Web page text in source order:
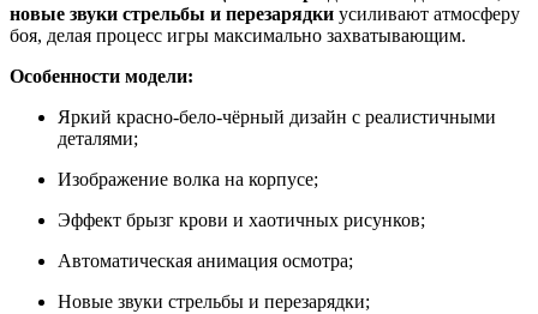
новые звуки стрельбы и перезарядки усиливают атмосферу
боя, делая процесс игры максимально захватывающим.
Особенности модели:
Яркий красно-бело-чёрный дизайн с реалистичными
деталями;
Изображение волка на корпусе;
Эффект брызг крови и хаотичных рисунков;
Автоматическая анимация осмотра;
Новые звуки стрельбы и перезарядки;